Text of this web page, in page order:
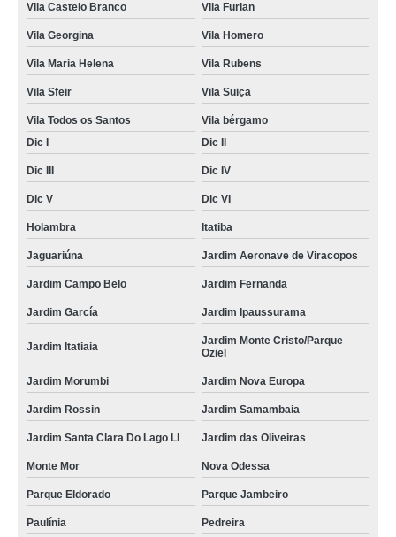
Vila Castelo Branco Vila Furlan
Vila Georgina Vila Homero
Vila Maria Helena Vila Rubens
Vila Sfeir Vila Suiça
Vila Todos os Santos
Vila bérgamo
Dic I
Dic II
Dic III Dic IV
Dic V Dic VI
Holambra Itatiba
Jaguariúna Jardim Aeronave de Viracopos
Jardim Campo Belo Jardim Fernanda
Jardim García Jardim Ipaussurama
Jardim Itatiaia
Jardim Monte Cristo/Parque
Oziel
Jardim Morumbi Jardim Nova Europa
Jardim Rossin Jardim Samambaia
Jardim Santa Clara Do Lago Ll Jardim das Oliveiras
Monte Mor Nova Odessa
Parque Eldorado Parque Jambeiro
Paulínia Pedreira